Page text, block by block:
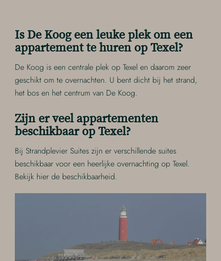
Is De Koog een leuke plek om een
appartement te huren op Texel?
De Koog is een centrale plek op Texel en daarom zeer
geschikt om te overnachten. U bent dicht bij het strand,
het bos en het centrum van De Koog.
Zijn er veel appartementen
beschikbaar op Texel?
Bij Strandplevier Suites zijn er verschillende suites
beschikbaar voor een heerlijke overnachting op Texel.
Bekijk hier de beschikbaarheid.